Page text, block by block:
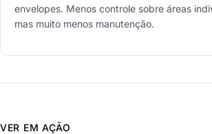
envelopes. Menos controle sobre áreas
mas muito menos manutenção.
VER EM AÇÃO